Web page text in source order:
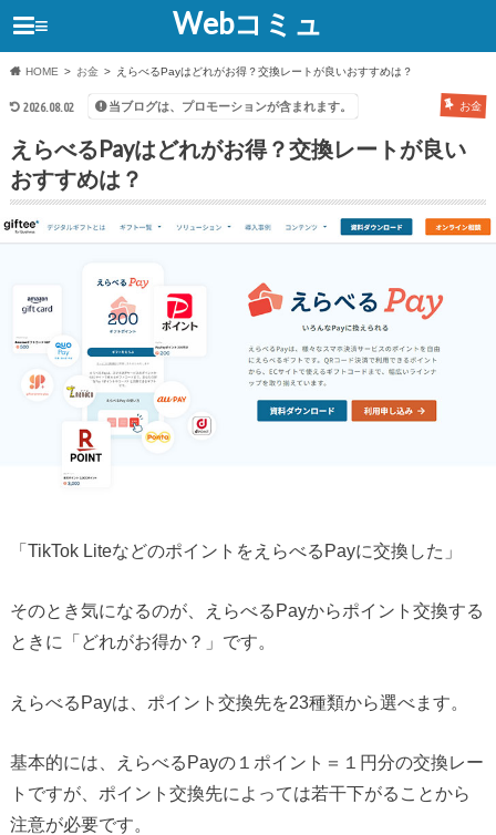
Webコミュ
≡
HOME お金 えらべるPayはどれがお得？交換レートが良いおすすめは？
2026.08.02 お金
当ブログは、プロモーションが含まれます。
えらべるPayはどれがお得？交換レートが良い
おすすめは？
「TikTok LiteなどのポイントをえらべるPayに交換した」
そのとき気になるのが、えらべるPayからポイント交換する
ときに「どれがお得か？」です。
えらべるPayは、ポイント交換先を23種類から選べます。
基本的には、えらべるPayの１ポイント＝１円分の交換レー
トですが、ポイント交換先によっては若干下がることから
注意が必要です。